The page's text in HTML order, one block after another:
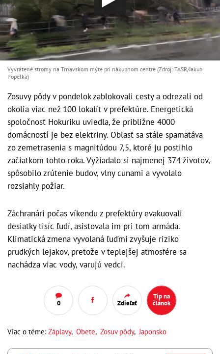
Vyvrátené stromy na Trnavskom mýte pri nákupnom centre (Zdroj: TASR/Jakub
Popelka)
Zosuvy pôdy v pondelok zablokovali cesty a odrezali od
okolia viac než 100 lokalít v prefektúre. Energetická
spoločnosť Hokuriku uviedla, že približne 4000
domácností je bez elektriny. Oblasť sa stále spamätáva
zo zemetrasenia s magnitúdou 7,5, ktoré ju postihlo
začiatkom tohto roka. Vyžiadalo si najmenej 374 životov,
spôsobilo zrútenie budov, vlny cunami a vyvolalo
rozsiahly požiar.
Záchranári počas víkendu z prefektúry evakuovali
desiatky tisíc ľudí, asistovala im pri tom armáda.
Klimatická zmena vyvolaná ľuďmi zvyšuje riziko
prudkých lejakov, pretože v teplejšej atmosfére sa
nachádza viac vody, varujú vedci.
0 Zdieľať
Tip na
článok
Viac o téme: Záplavy, Obete, Zosuv pôdy, Japonsko